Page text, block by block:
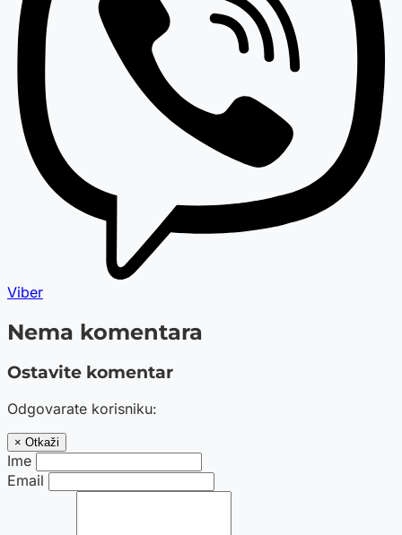
Viber
Nema komentara
Ostavite komentar
Odgovarate korisniku:
× Otkaži
Ime
Email